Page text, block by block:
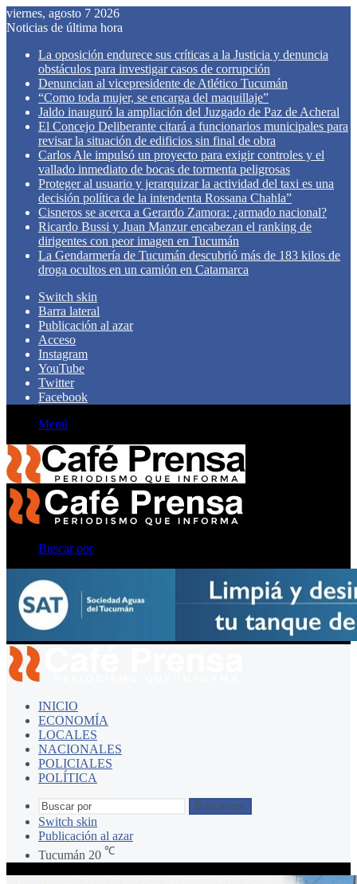
viernes, agosto 7 2026
Noticias de última hora
La oposición endurece sus críticas a la Justicia y denuncia
obstáculos para investigar casos de corrupción
Denuncian al vicepresidente de Atlético Tucumán
“Como toda mujer, se encarga del maquillaje”
Jaldo inauguró la ampliación del Juzgado de Paz de Acheral
El Concejo Deliberante citará a funcionarios municipales para
revisar la situación de edificios sin final de obra
Carlos Ale impulsó un proyecto para exigir controles y el
vallado inmediato de bocas de tormenta peligrosas
Proteger al usuario y jerarquizar la actividad del taxi es una
decisión política de la intendenta Rossana Chahla”
Cisneros se acerca a Gerardo Zamora: ¿armado nacional?
Ricardo Bussi y Juan Manzur encabezan el ranking de
dirigentes con peor imagen en Tucumán
La Gendarmería de Tucumán descubrió más de 183 kilos de
droga ocultos en un camión en Catamarca
Switch skin
Barra lateral
Publicación al azar
Acceso
Instagram
YouTube
Twitter
Facebook
Menú
Buscar por
INICIO
ECONOMÍA
LOCALES
NACIONALES
POLICIALES
POLÍTICA
Buscar por
Switch skin
Publicación al azar
Tucumán 20 ℃